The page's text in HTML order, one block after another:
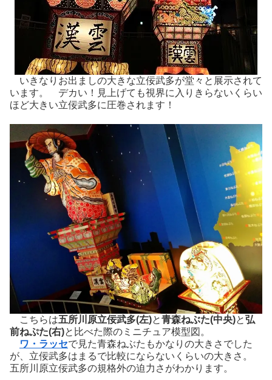
いきなりお出ましの大きな立佞武多が堂々と展示されて
います。 デカい！見上げても視界に入りきらないくらい
ほど大きい立佞武多に圧巻されます！
こちらは五所川原立佞武多(左)と青森ねぶた(中央)と弘
前ねぷた(右)と比べた際のミニチュア模型図。
ワ・ラッセで見た青森ねぶたもかなりの大きさでした
が、立佞武多はまるで比較にならないくらいの大きさ。
五所川原立佞武多の規格外の迫力さがわかります。